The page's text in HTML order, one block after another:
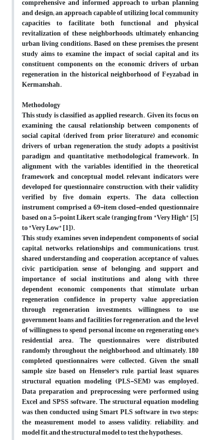
comprehensive and informed approach to urban planning
and design; an approach capable of utilizing local community
capacities to facilitate both functional and physical
revitalization of these neighborhoods, ultimately enhancing
urban living conditions. Based on these premises, the present
study aims to examine the impact of social capital and its
constituent components on the economic drivers of urban
regeneration in the historical neighborhood of Feyzabad in
Kermanshah.
Methodology
This study is classified as applied research. Given its focus on
examining the causal relationship between components of
social capital (derived from prior literature) and economic
drivers of urban regeneration, the study adopts a positivist
paradigm and quantitative methodological framework. In
alignment with the variables identified in the theoretical
framework and conceptual model, relevant indicators were
developed for questionnaire construction, with their validity
verified by five domain experts. The data collection
instrument comprised a 69-item closed-ended questionnaire
based on a 5-point Likert scale (ranging from "Very High" [5]
to "Very Low" [1]).
This study examines seven independent components of social
capital, networks, relationships and communications, trust,
shared understanding and cooperation, acceptance of values,
civic participation, sense of belonging, and support and
importance of social institutions and along with three
dependent economic components that stimulate urban
regeneration confidence in property value appreciation
through regeneration investments, willingness to use
government loans and facilities for regeneration, and the level
of willingness to spend personal income on regenerating one's
residential area. The questionnaires were distributed
randomly throughout the neighborhood, and ultimately, 180
completed questionnaires were collected. Given the small
sample size based on Henseler's rule, partial least squares
structural equation modeling (PLS-SEM) was employed.
Data preparation and preprocessing were performed using
Excel and SPSS software. The structural equation modeling
was then conducted using Smart PLS software in two steps:
the measurement model to assess validity, reliability, and
model fit, and the structural model to test the hypotheses.